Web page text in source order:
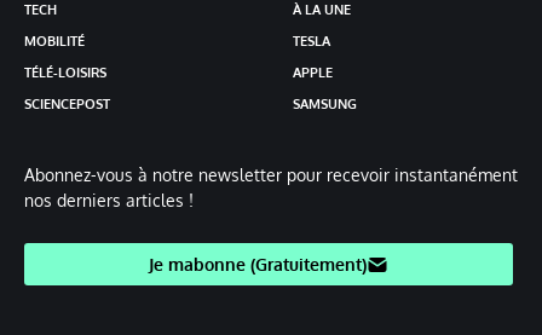
TECH
MOBILITÉ
TÉLÉ-LOISIRS
SCIENCEPOST
À LA UNE
TESLA
APPLE
SAMSUNG
Abonnez-vous à notre newsletter pour recevoir instantanément
nos derniers articles !
Je mabonne (Gratuitement)